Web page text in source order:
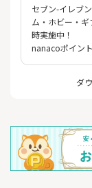
セブン-イレブ
ム・ホビー・
時実施中！
nanacoポイン
ダ